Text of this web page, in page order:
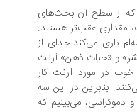
که از سطح آن بحث‌های
مقداری عقب‌تر هستند.
یاری می‌کند جدای از
و «حیات ذهن» آرنت
خوب در مورد آرنت کار
بنابراین در این سه
دموکراسی، می‌بینیم که